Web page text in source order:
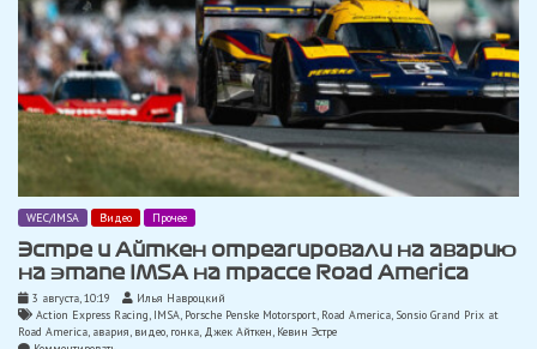
WEC/IMSA Видео Прочее
Эстре и Айткен отреагировали на аварию
на этапе IMSA на трассе Road America
3 августа, 10:19
Илья Навроцкий
Action Express Racing, IMSA, Porsche Penske Motorsport, Road America, Sonsio Grand Prix at
Road America, авария, видео, гонка, Джек Айткен, Кевин Эстре